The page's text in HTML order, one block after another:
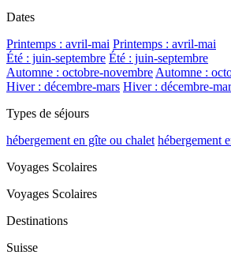
Dates
Printemps : avril-mai Printemps : avril-mai
Été : juin-septembre Été : juin-septembre
Automne : octobre-novembre Automne :
Hiver : décembre-mars Hiver : décembre-
Types de séjours
hébergement en gîte ou chalet hébergement
Voyages Scolaires
Voyages Scolaires
Destinations
Suisse